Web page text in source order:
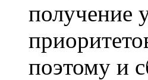
получение
поэтому и